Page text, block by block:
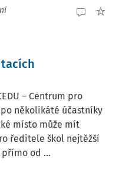
– Centrum pro
několikáté účastníky
místo může mít
ředitele škol nejtěžší
od ...